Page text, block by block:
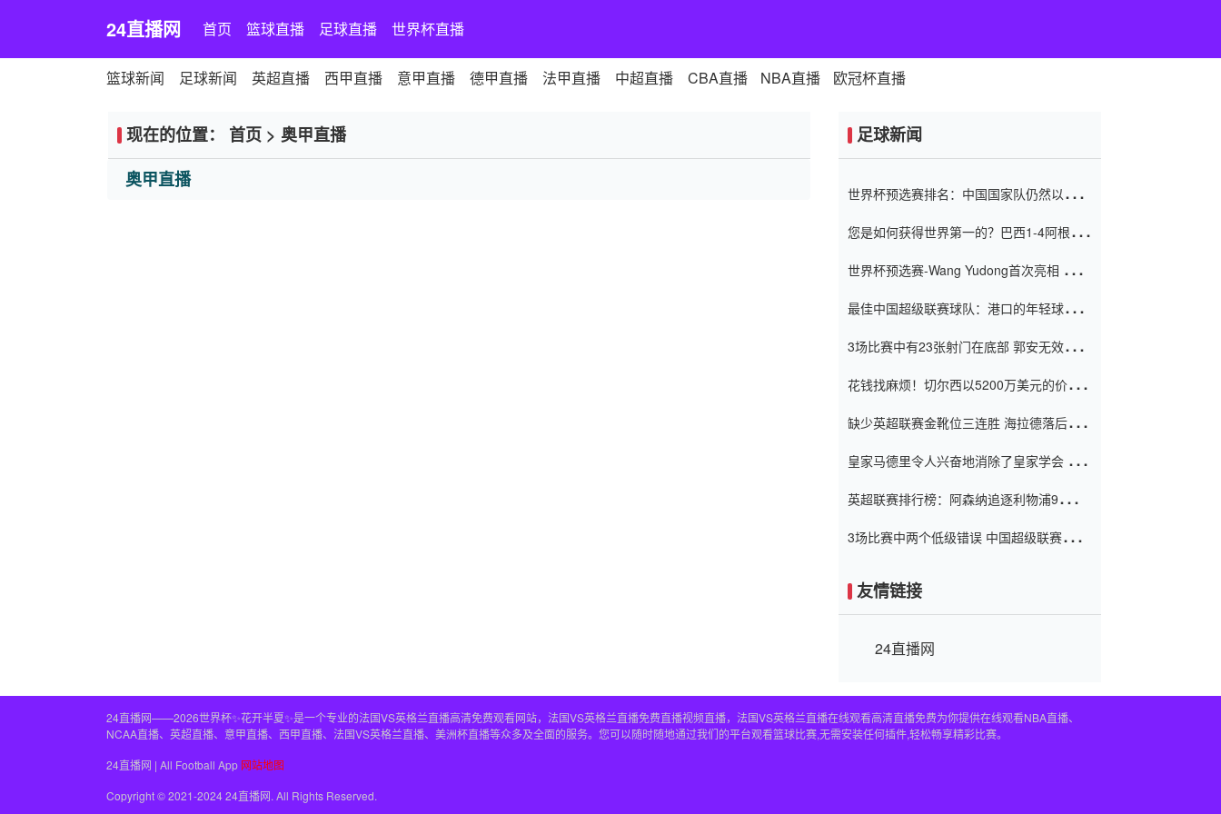
24直播网 首页 篮球直播 足球直播 世界杯直播
篮球新闻 足球新闻 英超直播 西甲直播 意甲直播 德甲直播 法甲直播 中超直播 CBA直播 NBA直播 欧冠杯直播
现在的位置： 首页 > 奥甲直播
奥甲直播
足球新闻
世界杯预选赛排名：中国国家队仍然以6分
您是如何获得世界第一的？巴西1-4阿根
世界杯预选赛-Wang Yudong首次亮相 中国
最佳中国超级联赛球队：港口的年轻球员在
（Taishan）
3场比赛中有23张射门在底部 郭安无效传球
花钱找麻烦！切尔西以5200万美元的价格
窗口
缺少英超联赛金靴位三连胜 海拉德落后6球
皇家马德里令人兴奋地消除了皇家学会 安
英超联赛排行榜：阿森纳追逐利物浦9分 曼
3场比赛中两个低级错误 中国超级联赛的前
友情链接
24直播网
24直播网——2026世界杯✨花开半夏✨是一个专业的法国VS英格兰直播高清免费观看网站，法国VS英格兰直播免费直播视频直播，法国VS英格兰直播在线观看高清直播免费为你提供在线观看NBA直播、
NCAA直播、英超直播、意甲直播、西甲直播、法国VS英格兰直播、美洲杯直播等众多及全面的服务。您可以随时随地通过我们的平台观看篮球比赛,无需安装任何插件,轻松畅享精彩比赛。
24直播网 | All Football App 网站地图
Copyright © 2021-2024 24直播网. All Rights Reserved.